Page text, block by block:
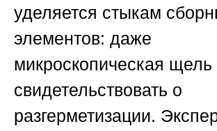
уделяется стыкам
элементов: даже
микроскопическая
свидетельствовать о
разгерметизации.